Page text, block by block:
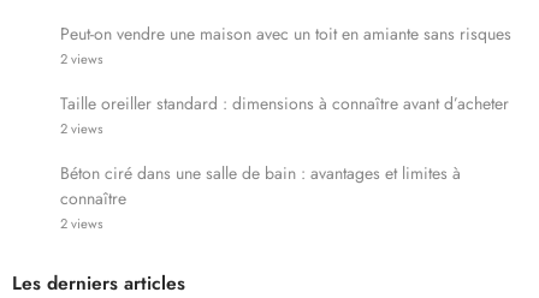
Peut-on vendre une maison avec un toit en amiante sans risques
2 views
Taille oreiller standard : dimensions à connaître avant d’acheter
2 views
Béton ciré dans une salle de bain : avantages et limites à
connaître
2 views
Les derniers articles